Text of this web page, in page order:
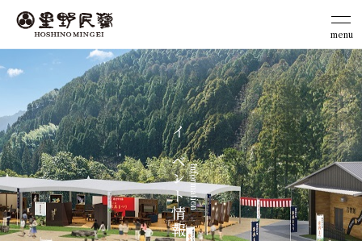
menu
close
Information
イ
ベ
ン
ト
情
報